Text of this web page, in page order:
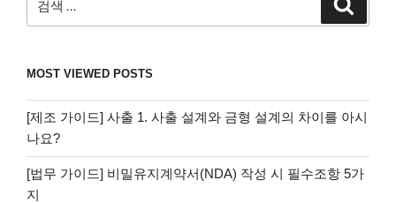
색:
MOST VIEWED POSTS
[제조 가이드] 사출 1. 사출 설계와 금형 설계의 차이를 아시
나요?
[법무 가이드] 비밀유지계약서(NDA) 작성 시 필수조항 5가
지